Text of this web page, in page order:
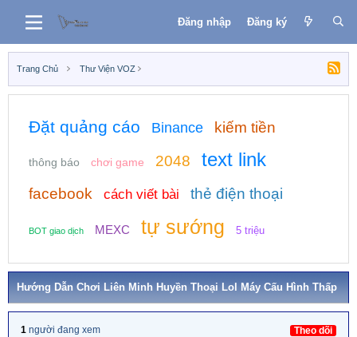
Đăng nhập Đăng ký
Trang Chủ Thư Viện VOZ
Đặt quảng cáo Binance kiếm tiền
thông báo chơi game 2048 text link
facebook cách viết bài thẻ điện thoại
BOT giao dịch MEXC tự sướng 5 triệu
Hướng Dẫn Chơi Liên Minh Huyền Thoại Lol Máy Cấu Hình Thấp
1 người đang xem Theo dõi